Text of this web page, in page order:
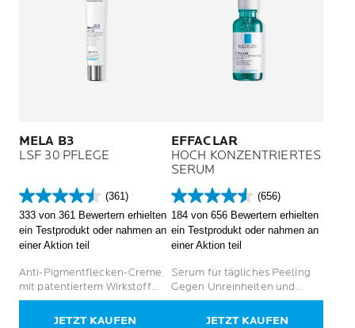
MELA B3
LSF 30 PFLEGE
(361)
4.5
von
5
Sternen.
Bewertungen
333 von 361 Bewertern erhielten
ein Testprodukt oder nahmen an
einer Aktion teil
Anti-Pigmentflecken-Creme
mit patentiertem Wirkstoff
Melasyl, LSF 30 und 5 %
NiacinamidJETZT KAUFEN
EFFACLAR
HOCH KONZENTRIERTES
SERUM
(656)
4.5
von
5
Sternen.
Bewertungen
184 von 656 Bewertern erhielten
ein Testprodukt oder nahmen an
einer Aktion teil
Serum für tägliches Peeling
Gegen Unreinheiten und
Pickel Für zu Akne neigende
Haut bei Erwachsenen
JETZT KAUFEN